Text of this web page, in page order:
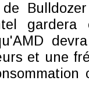
gardera
et une